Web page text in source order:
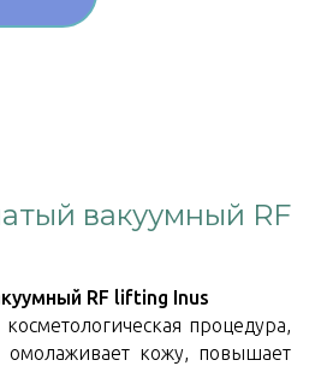
вакуумный RF
RF lifting Inus
процедура,
омолаживает кожу, повышает